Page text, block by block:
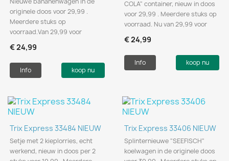
originele doos voor 29,99 .
Meerdere stuks op
voorraad.Van 29,99 voor
€ 24,99
Info koop nu
COLA" container, nieuw in doos
voor 29,99 . Meerdere stuks op
voorraad. Nu van 29,99 voor
€ 24,99
Info koop nu
Trix Express 33484 NIEUW
Setje met 2 kieplorries, echt
werkend, nieuw in doos per 2
Trix Express 33406 NIEUW
Splinternieuwe "SEEFISCH"
koelwagen in de originele doos